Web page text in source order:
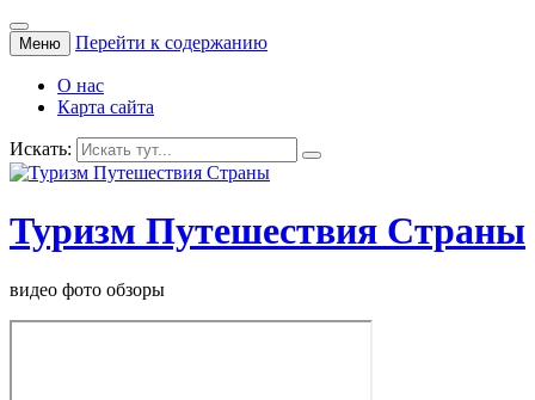
Меню Перейти к содержанию
О нас
Карта сайта
Искать:
Туризм Путешествия Страны
видео фото обзоры